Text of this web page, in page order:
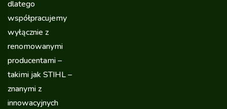
dlatego
współpracujemy
wyłącznie z
renomowanymi
producentami –
takimi jak STIHL –
znanymi z
innowacyjnych